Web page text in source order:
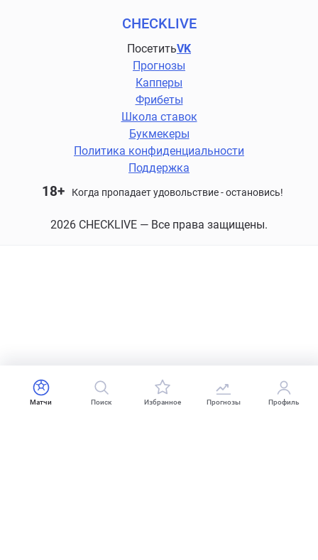
CHECKLIVE
ПосетитьVK
Прогнозы
Капперы
Фрибеты
Школа ставок
Букмекеры
Политика конфиденциальности
Поддержка
18+ Когда пропадает удовольствие - остановись!
2026 CHECKLIVE — Все права защищены.
Матчи Поиск Избранное Прогнозы Профиль